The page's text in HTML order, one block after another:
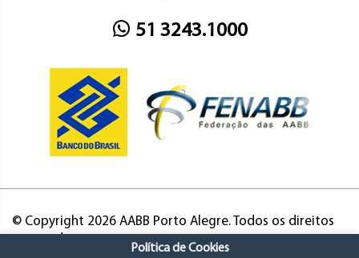
51 3243.1000
© Copyright 2026 AABB Porto Alegre. Todos os direitos
Política de Cookies